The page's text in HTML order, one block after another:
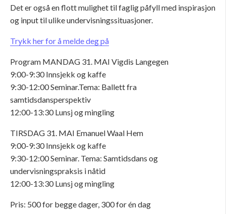
Det er også en flott mulighet til faglig påfyll med inspirasjon
og input til ulike undervisningssituasjoner.
Trykk her for å melde deg på
Program MANDAG 31. MAI Vigdis Langegen
9:00-9:30 Innsjekk og kaffe
9:30-12:00Seminar.Tema: Ballett fra
samtidsdansperspektiv
12:00-13:30 Lunsj og mingling
TIRSDAG 31. MAI Emanuel Waal Hem
9:00-9:30 Innsjekk og kaffe
9:30-12:00Seminar. Tema: Samtidsdans og
undervisningspraksis i nåtid
12:00-13:30 Lunsj og mingling
Pris: 500 for begge dager, 300 for én dag